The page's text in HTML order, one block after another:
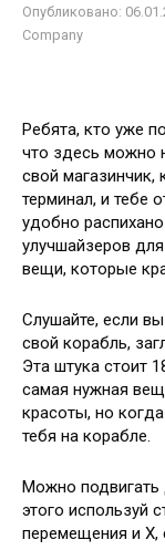
Опубликовано:
Company
Ребята, кто уже
что здесь можно
свой магазинчик,
терминал, и тебе
удобно
улучшайзеров
вещи, которые
Слушайте, если
свой корабль,
Эта штука стоит
самая нужная
красоты, но
тебя на корабле.
Можно подвигать
этого используй
перемещения и X,